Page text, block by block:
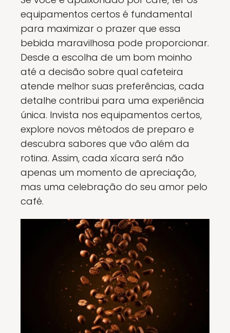
equipamentos certos é fundamental
para maximizar o prazer que essa
bebida maravilhosa pode proporcionar.
Desde a escolha de um bom moinho
até a decisão sobre qual cafeteira
atende melhor suas preferências, cada
detalhe contribui para uma experiência
única. Invista nos equipamentos certos,
explore novos métodos de preparo e
descubra sabores que vão além da
rotina. Assim, cada xícara será não
apenas um momento de apreciação,
mas uma celebração do seu amor pelo
café.